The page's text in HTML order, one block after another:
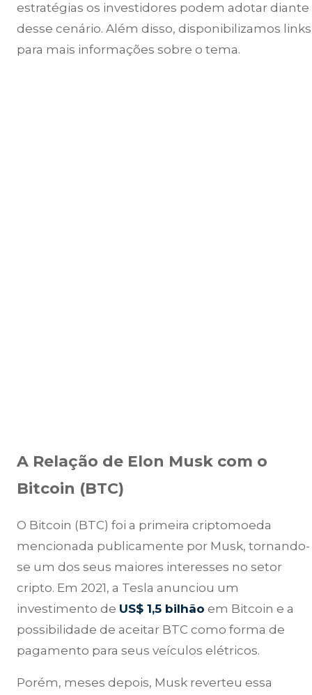
estratégias os investidores podem adotar diante
desse cenário. Além disso, disponibilizamos links
para mais informações sobre o tema.
A Relação de Elon Musk com o
Bitcoin (BTC)
O Bitcoin (BTC) foi a primeira criptomoeda
mencionada publicamente por Musk, tornando-
se um dos seus maiores interesses no setor
cripto. Em 2021, a Tesla anunciou um
investimento de US$ 1,5 bilhão em Bitcoin e a
possibilidade de aceitar BTC como forma de
pagamento para seus veículos elétricos.
Porém, meses depois, Musk reverteu essa